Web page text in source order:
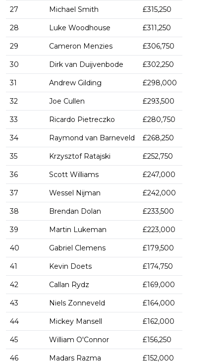
27 Michael Smith £315,250
28 Luke Woodhouse £311,250
29 Cameron Menzies £306,750
30 Dirk van Duijvenbode £302,250
31 Andrew Gilding £298,000
32 Joe Cullen £293,500
33 Ricardo Pietreczko £280,750
34 Raymond van Barneveld £268,250
35 Krzysztof Ratajski £252,750
36 Scott Williams £247,000
37 Wessel Nijman £242,000
38 Brendan Dolan £233,500
39 Martin Lukeman £223,000
40 Gabriel Clemens £179,500
41 Kevin Doets £174,750
42 Callan Rydz £169,000
43 Niels Zonneveld £164,000
44 Mickey Mansell £162,000
45 William O'Connor £156,250
46 Madars Razma £152,000